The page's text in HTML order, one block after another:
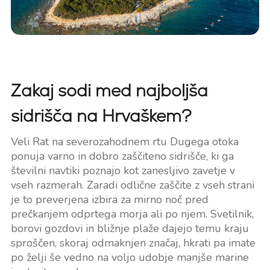
Zakaj sodi med najboljša
sidrišča na Hrvaškem?
Veli Rat na severozahodnem rtu Dugega otoka
ponuja varno in dobro zaščiteno sidrišče, ki ga
številni navtiki poznajo kot zanesljivo zavetje v
vseh razmerah. Zaradi odlične zaščite z vseh strani
je to preverjena izbira za mirno noč pred
prečkanjem odprtega morja ali po njem. Svetilnik,
borovi gozdovi in bližnje plaže dajejo temu kraju
sproščen, skoraj odmaknjen značaj, hkrati pa imate
po želji še vedno na voljo udobje manjše marine